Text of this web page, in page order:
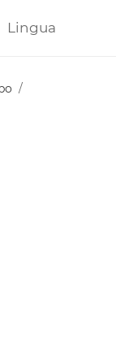
Lingua
/